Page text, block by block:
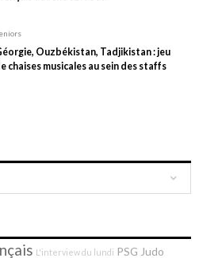
Ouzbékistan, Tadjikistan : jeu
chaises musicales au sein des staffs
L'interview du lundi PSG Judo